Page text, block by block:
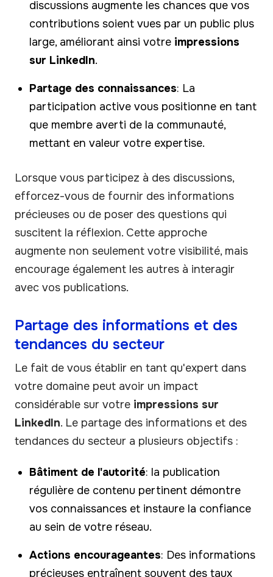
discussions augmente les chances que vos
contributions soient vues par un public plus
large, améliorant ainsi votre impressions
sur LinkedIn.
Partage des connaissances: La
participation active vous positionne en tant
que membre averti de la communauté,
mettant en valeur votre expertise.
Lorsque vous participez à des discussions,
efforcez-vous de fournir des informations
précieuses ou de poser des questions qui
suscitent la réflexion. Cette approche
augmente non seulement votre visibilité, mais
encourage également les autres à interagir
avec vos publications.
Partage des informations et des
tendances du secteur
Le fait de vous établir en tant qu'expert dans
votre domaine peut avoir un impact
considérable sur votre impressions sur
LinkedIn. Le partage des informations et des
tendances du secteur a plusieurs objectifs :
Bâtiment de l'autorité: la publication
régulière de contenu pertinent démontre
vos connaissances et instaure la confiance
au sein de votre réseau.
Actions encourageantes: Des informations
précieuses entraînent souvent des taux